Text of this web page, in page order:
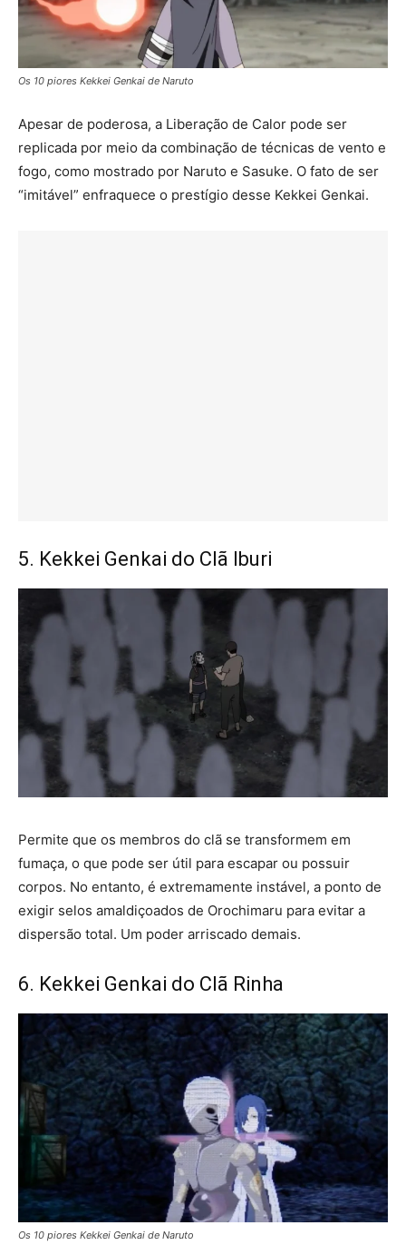
Os 10 piores Kekkei Genkai de Naruto
Apesar de poderosa, a Liberação de Calor pode ser
replicada por meio da combinação de técnicas de vento e
fogo, como mostrado por Naruto e Sasuke. O fato de ser
“imitável” enfraquece o prestígio desse Kekkei Genkai.
5. Kekkei Genkai do Clã Iburi
Permite que os membros do clã se transformem em
fumaça, o que pode ser útil para escapar ou possuir
corpos. No entanto, é extremamente instável, a ponto de
exigir selos amaldiçoados de Orochimaru para evitar a
dispersão total. Um poder arriscado demais.
6. Kekkei Genkai do Clã Rinha
Os 10 piores Kekkei Genkai de Naruto